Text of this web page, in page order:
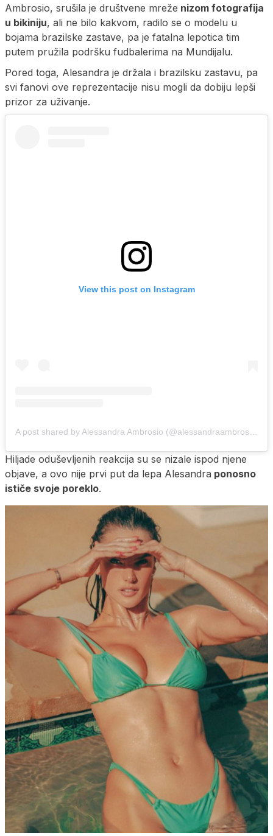
Ambrosio, srušila je društvene mreže nizom fotografija
u bikiniju, ali ne bilo kakvom, radilo se o modelu u
bojama brazilske zastave, pa je fatalna lepotica tim
putem pružila podršku fudbalerima na Mundijalu.
Pored toga, Alesandra je držala i brazilsku zastavu, pa
svi fanovi ove reprezentacije nisu mogli da dobiju lepši
prizor za uživanje.
View this post on Instagram
Hiljade oduševljenih reakcija su se nizale ispod njene
objave, a ovo nije prvi put da lepa Alesandra ponosno
ističe svoje poreklo.